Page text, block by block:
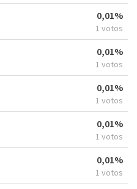
0,01%
1 votos
0,01%
1 votos
0,01%
1 votos
0,01%
1 votos
0,01%
1 votos